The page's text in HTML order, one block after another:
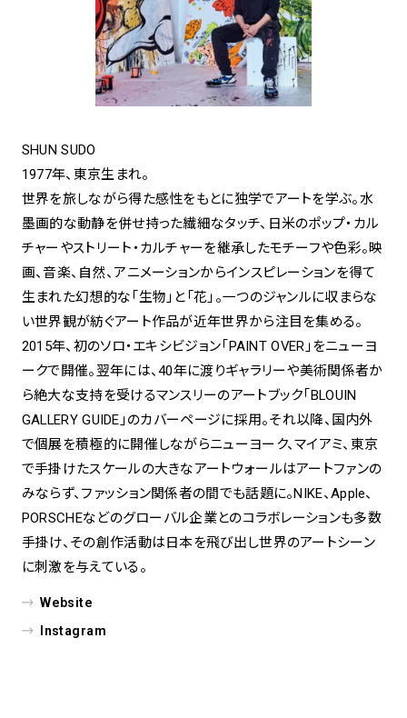
SHUN SUDO
1977年、東京生まれ。
世界を旅しながら得た感性をもとに独学でアートを学ぶ。水
墨画的な動静を併せ持った繊細なタッチ、日米のポップ・カル
チャーやストリート・カルチャーを継承したモチーフや色彩。映
画、音楽、自然、アニメーションからインスピレーションを得て
生まれた幻想的な「生物」と「花」。一つのジャンルに収まらな
い世界観が紡ぐアート作品が近年世界から注目を集める。
2015年、初のソロ・エキシビジョン「PAINT OVER」をニューヨ
ークで開催。翌年には、40年に渡りギャラリーや美術関係者か
ら絶大な支持を受けるマンスリーのアートブック「BLOUIN
GALLERY GUIDE」のカバーページに採用。それ以降、国内外
で個展を積極的に開催しながらニューヨーク、マイアミ、東京
で手掛けたスケールの大きなアートウォールはアートファンの
みならず、ファッション関係者の間でも話題に。NIKE、Apple、
PORSCHEなどのグローバル企業とのコラボレーションも多数
手掛け、その創作活動は日本を飛び出し世界のアートシーン
に刺激を与えている。
Website
Instagram